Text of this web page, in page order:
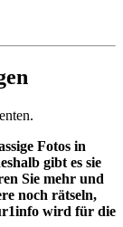
Fotos in
gibt es sie
Sie mehr und
noch rätseln,
wird für die